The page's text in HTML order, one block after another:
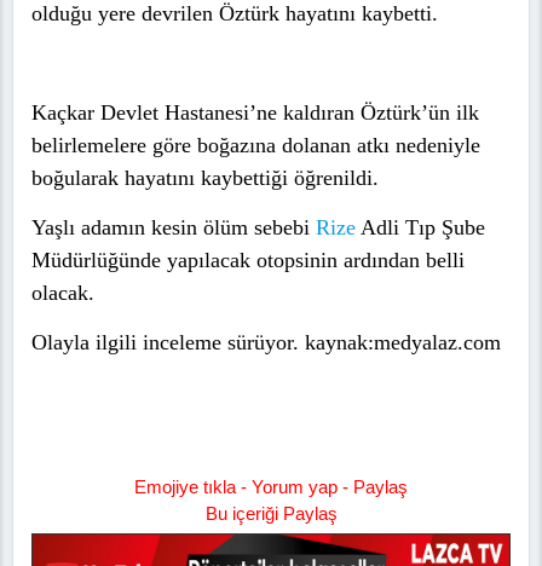
olduğu yere devrilen Öztürk hayatını kaybetti.
Kaçkar Devlet Hastanesi’ne kaldıran Öztürk’ün ilk
belirlemelere göre boğazına dolanan atkı nedeniyle
boğularak hayatını kaybettiği öğrenildi.
Yaşlı adamın kesin ölüm sebebi Rize Adli Tıp Şube
Müdürlüğünde yapılacak otopsinin ardından belli
olacak.
Olayla ilgili inceleme sürüyor. kaynak:medyalaz.com
Emojiye tıkla - Yorum yap - Paylaş
Bu içeriği Paylaş